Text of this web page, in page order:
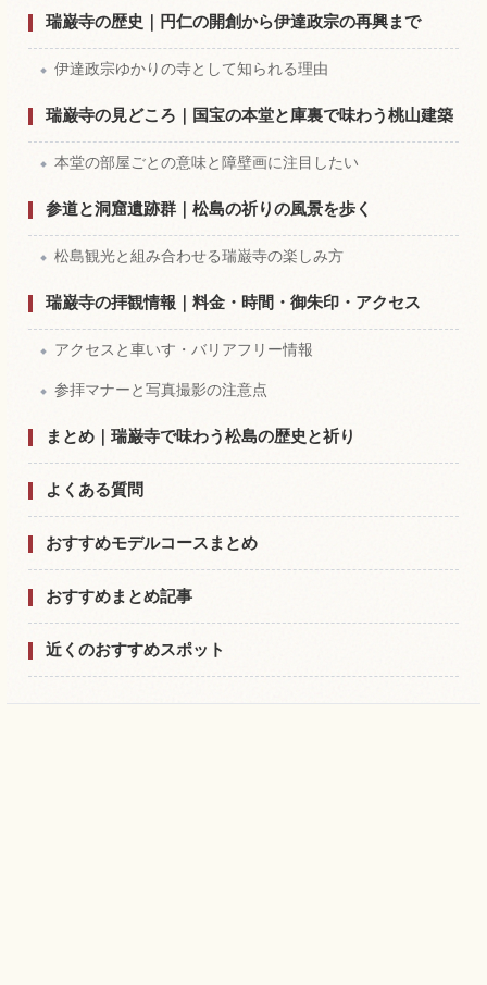
瑞巌寺の歴史｜円仁の開創から伊達政宗の再興まで
伊達政宗ゆかりの寺として知られる理由
瑞巌寺の見どころ｜国宝の本堂と庫裏で味わう桃山建築
本堂の部屋ごとの意味と障壁画に注目したい
参道と洞窟遺跡群｜松島の祈りの風景を歩く
松島観光と組み合わせる瑞巌寺の楽しみ方
瑞巌寺の拝観情報｜料金・時間・御朱印・アクセス
アクセスと車いす・バリアフリー情報
参拝マナーと写真撮影の注意点
まとめ｜瑞巌寺で味わう松島の歴史と祈り
よくある質問
おすすめモデルコースまとめ
おすすめまとめ記事
近くのおすすめスポット